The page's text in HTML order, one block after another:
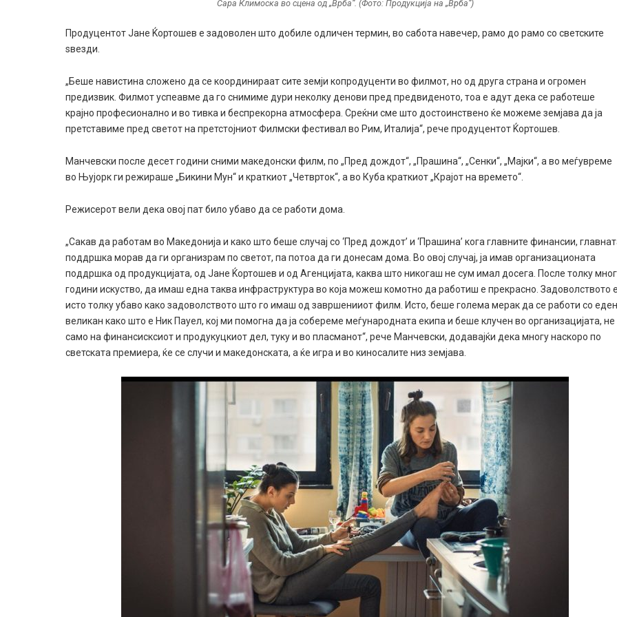
Сара Климоска во сцена од „Врба“. (Фото: Продукција на „Врба“)
Продуцентот Јане Ќортошев е задоволен што добиле одличен термин, во сабота навечер, рамо до рамо со светските
ѕвезди.
„Беше навистина сложено да се координираат сите земји копродуценти во филмот, но од друга страна и огромен
предизвик. Филмот успеавме да го снимиме дури неколку денови пред предвиденото, тоа е адут дека се работеше
крајно професионално и во тивка и беспрекорна атмосфера. Среќни сме што достоинствено ќе можеме земјава да ја
претставиме пред светот на претстојниот Филмски фестивал во Рим, Италија“, рече продуцентот Ќортошев.
Манчевски после десет години сними македонски филм, по „Пред дождот“, „Прашина“, „Сенки“, „Мајки“, а во меѓувреме
во Њујорк ги режираше „Бикини Мун“ и краткиот „Четврток“, а во Куба краткиот „Крајот на времето“.
Режисерот вели дека овој пат било убаво да се работи дома.
„Сакав да работам во Македонија и како што беше случај со ‘Пред дождот’ и ‘Прашина’ кога главните финансии,
поддршка морав да ги организрам по светот, па потоа да ги донесам дома. Во овој случај, ја имав организационата
поддршка од продукцијата, од Јане Ќортошев и од Агенцијата, каква што никогаш не сум имал досега. После толку
години искуство, да имаш една таква инфраструктура во која можеш комотно да работиш е прекрасно. Задоволството е
исто толку убаво како задоволството што го имаш од завршенииот филм. Исто, беше голема мерак да се работи со еден
великан како што е Ник Пауел, кој ми помогна да ја собереме меѓународната екипа и беше клучен во организацијата, не
само на финансисксиот и продукуцкиот дел, туку и во пласманот“, рече Манчевски, додавајќи дека многу наскоро по
светската премиера, ќе се случи и македонската, а ќе игра и во киносалите низ земјава.